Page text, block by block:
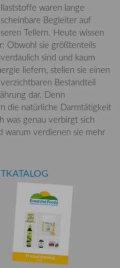
waren lange
Begleiter auf
Tellern. Heute wissen
Obwohl sie größtenteils
sind und kaum
liefern, stellen sie einen
Bestandteil
dar. Denn
die natürliche Darmtätigkeit
was genau verbirgt sich
warum verdienen sie mehr